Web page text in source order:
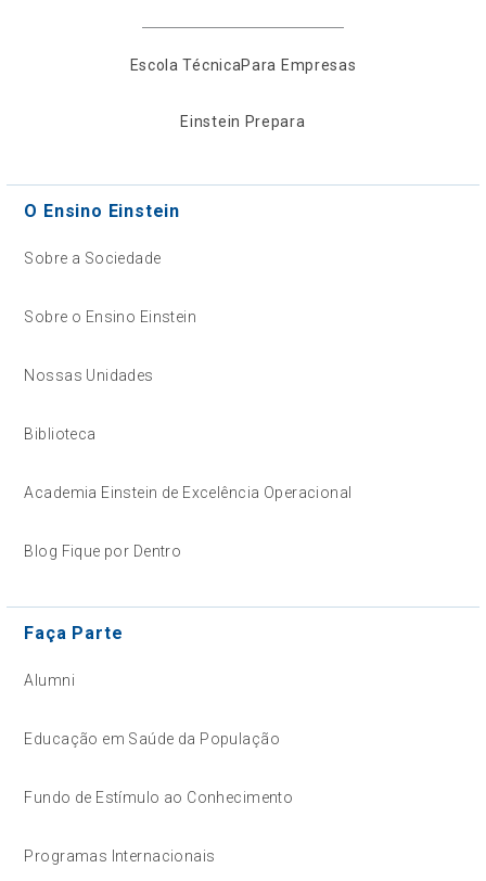
Escola TécnicaPara Empresas
Einstein Prepara
O Ensino Einstein
Sobre a Sociedade
Sobre o Ensino Einstein
Nossas Unidades
Biblioteca
Academia Einstein de Excelência Operacional
Blog Fique por Dentro
Faça Parte
Alumni
Educação em Saúde da População
Fundo de Estímulo ao Conhecimento
Programas Internacionais